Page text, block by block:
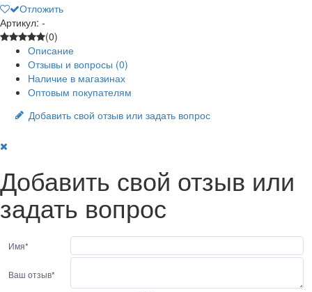
Отложить
Артикул: -
(0)
Описание
Отзывы и вопросы (0)
Наличие в магазинах
Оптовым покупателям
Добавить свой отзыв или задать вопрос
Добавить свой отзыв или
задать вопрос
Имя*
Ваш отзыв*